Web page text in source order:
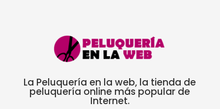
La Peluquería en la web, la tienda de
peluquería online más popular de
Internet.